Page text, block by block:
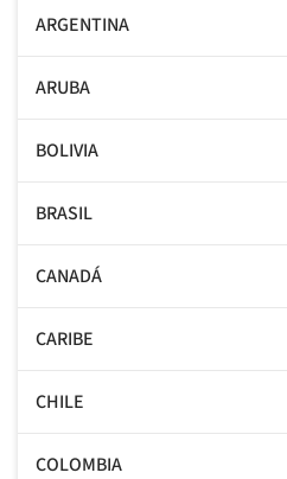
ARGENTINA
ARUBA
BOLIVIA
BRASIL
CANADÁ
CARIBE
CHILE
COLOMBIA